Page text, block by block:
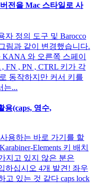
전을 Mac 스타일로 사
자 정의 도구 및 Barocco
림과 같이 변경했습니다.
와 오른쪽 스페이
FN , PN , CTRL 키가 각
동작하지만 커서 키를
는...
용(caps, 영수,
용하는 바로 가기를 할
Elements 키 배치
지고 있지 않은 분은
하십시오 4개 발견! 좌우
고 있는 것 같다 caps lock